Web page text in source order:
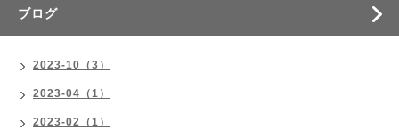
ブログ
2023-10（3）
2023-04（1）
2023-02（1）